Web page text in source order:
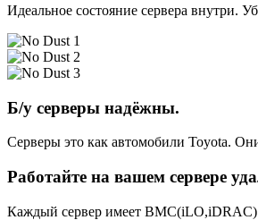
Идеальное состояние сервера внутри.
Б/у серверы надёжны.
Серверы это как автомобили Toyota.
Работайте на вашем сервере
Каждый сервер имеет BMC(iLO,iDRAC)